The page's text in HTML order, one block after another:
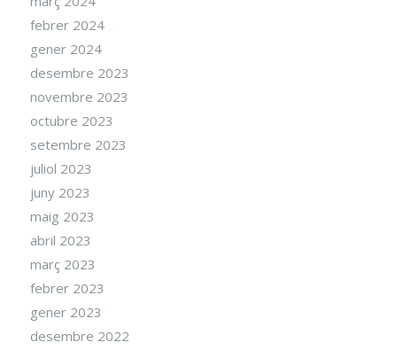
febrer 2024
gener 2024
desembre 2023
novembre 2023
octubre 2023
setembre 2023
juliol 2023
juny 2023
maig 2023
abril 2023
març 2023
febrer 2023
gener 2023
desembre 2022